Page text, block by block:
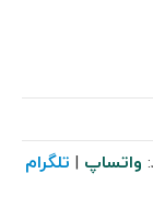
واتساپ | تلگرام